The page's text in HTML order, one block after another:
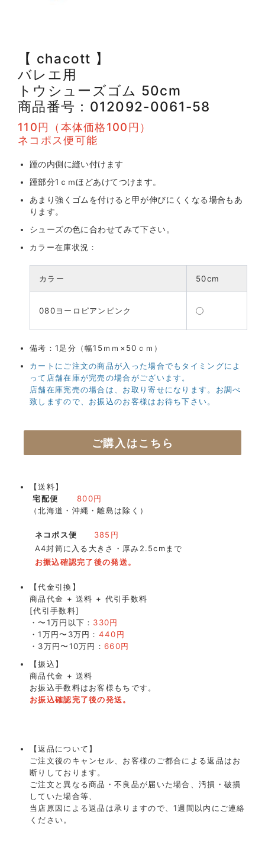
【 chacott 】
バレエ用
トウシューズゴム 50cm
商品番号：012092-0061-58
110円（本体価格100円）
ネコポス便可能
踵の内側に縫い付けます
踵部分1ｃｍほどあけてつけます。
あまり強くゴムを付けると甲が伸びにくくなる場合もあ
ります。
シューズの色に合わせてみて下さい。
カラー在庫状況：
カラー 50cm
080ヨーロピアンピンク
備考：1足分（幅15ｍｍ×50ｃｍ）
カートにご注文の商品が入った場合でもタイミングによ
って店舗在庫が完売の場合がございます。
店舗在庫完売の場合は、お取り寄せになります。お調べ
致しますので、お振込のお客様はお待ち下さい。
ご購入はこちら
【送料】
宅配便
800円
（北海道・沖縄・離島は除く）
ネコポス便
385円
A4封筒に入る大きさ・厚み2.5cmまで
お振込確認完了後の発送。
【代金引換】
商品代金 + 送料 + 代引手数料
[代引手数料]
・〜1万円以下： 330円
・1万円〜3万円： 440円
・3万円〜10万円： 660円
【振込】
商品代金 + 送料
お振込手数料はお客様もちです。
お振込確認完了後の発送。
【返品について】
ご注文後のキャンセル、お客様のご都合による返品はお
断りしております。
ご注文と異なる商品・不良品が届いた場合、汚損・破損
していた場合等、
当店原因による返品は承りますので、1週間以内にご連絡
ください。